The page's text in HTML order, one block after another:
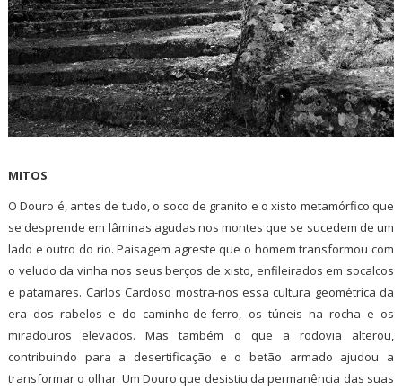
MITOS
O Douro é, antes de tudo, o soco de granito e o xisto metamórfico que
se desprende em lâminas agudas nos montes que se sucedem de um
lado e outro do rio. Paisagem agreste que o homem transformou com
o veludo da vinha nos seus berços de xisto, enfileirados em socalcos
e patamares. Carlos Cardoso mostra-nos essa cultura geométrica da
era dos rabelos e do caminho-de-ferro, os túneis na rocha e os
miradouros elevados. Mas também o que a rodovia alterou,
contribuindo para a desertificação e o betão armado ajudou a
transformar o olhar. Um Douro que desistiu da permanência das suas